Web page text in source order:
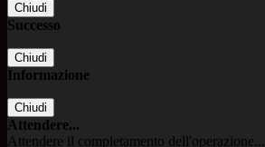
Chiudi
Successo
Chiudi
Informazione
Chiudi
Attendere...
Attendere il completamento dell'operazione...